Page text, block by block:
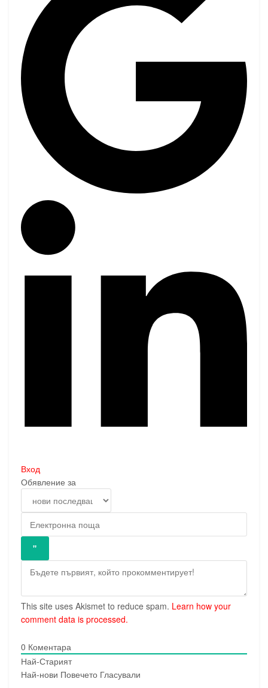
Вход
Обявление за
This site uses Akismet to reduce spam. Learn how your
comment data is processed.
0 Коментара
Най-Старият
Най-нови Повечето Гласували